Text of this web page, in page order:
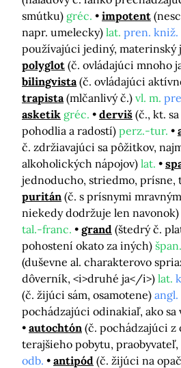
smútku) gréc. impotent
napr. umelecky) lat. pren. kniž.
používajúci jediný, materinský
polyglot (č. ovládajúci mnoho
bilingvista (č. ovládajúci
trapista (mlčanlivý č.) vl. m.
asketik gréc. derviš (č., kt.
pohodlia a radostí) perz.-tur.
č. zdržiavajúci sa pôžitkov,
alkoholických nápojov) lat.
jednoducho, striedmo, prísne,
puritán (č. s prísnymi
niekedy dodržuje len navonok)
tal.-franc.
grand (štedrý č.
pohostení okato za iných) špan.
(duševne al. charakterovo
dôverník, <i>druhé ja</i>) lat.
(č. žijúci sám, osamotene) angl.
pochádzajúci odinakiaľ, ako sa
autochtón (č. pochádzajúci z
terajšieho pobytu,
odb.
antipód (č. žijúci na